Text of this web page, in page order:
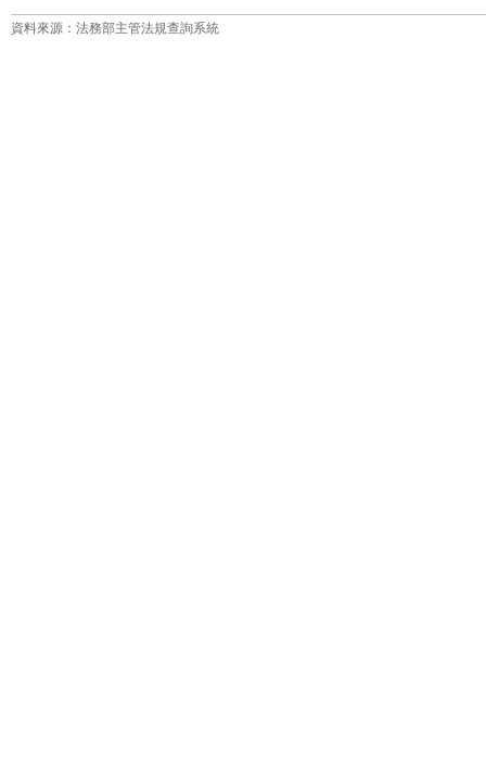
資料來源：法務部主管法規查詢系統